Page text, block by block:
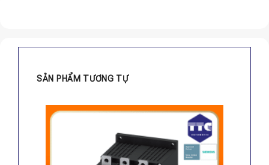
SẢN PHẨM TƯƠNG TỰ